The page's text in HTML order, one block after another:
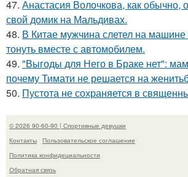
47. Анастасия Волочкова, как обычно,
свой домик на Мальдивах.
48. В Китае мужчина слетел на машине
тонуть вместе с автомобилем.
49. "Выгоды для Него в Браке нет":
почему Тимати не решается на
50. Пустота не сохраняется в
© 2026 90-60-90 | Спортивные девушки
Контакты
Пользовательское соглашение
Политика конфидециальности
Обратная связь